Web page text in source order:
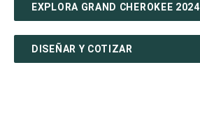
EXPLORA GRAND CHEROKEE 2024
DISEÑAR Y COTIZAR